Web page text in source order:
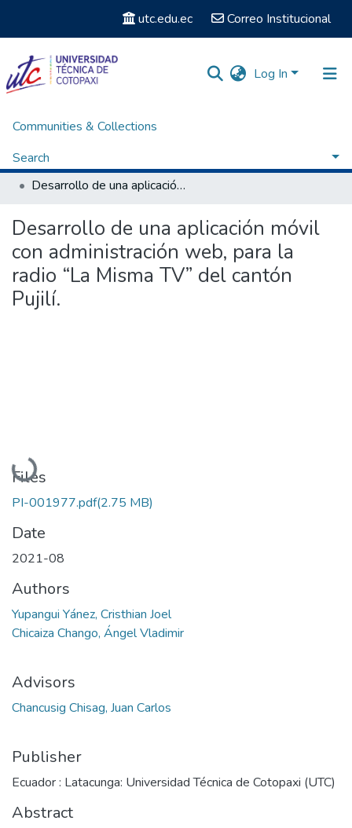
utc.edu.ec Correo Institucional
Log In
Communities & Collections
Search
Statistics
Home
Titulación - Ingeniería en Informática y Sistemas Computacionales
Desarrollo de una aplicación móvil con administración web, para la radio “La Misma TV” del cantón Pujilí.
Desarrollo de una aplicación móvil
con administración web, para la
radio “La Misma TV” del cantón
Pujilí.
Loading...
Files
PI-001977.pdf(2.75 MB)
Date
2021-08
Authors
Yupangui Yánez, Cristhian Joel
Chicaiza Chango, Ángel Vladimir
Advisors
Chancusig Chisag, Juan Carlos
Publisher
Ecuador : Latacunga: Universidad Técnica de Cotopaxi (UTC)
Abstract